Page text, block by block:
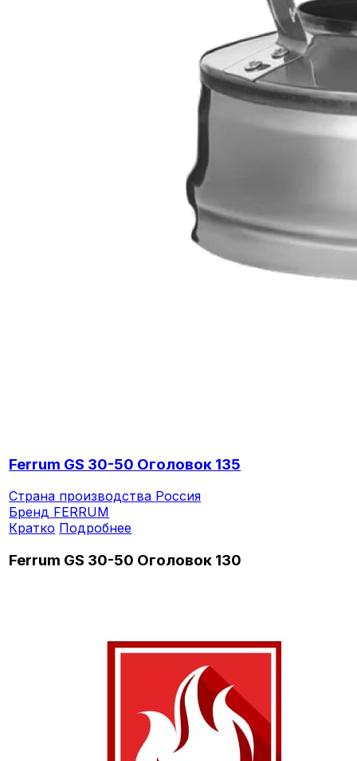
Ferrum GS 30-50 Оголовок 135
Страна производства Россия
Бренд FERRUM
Кратко Подробнее
Ferrum GS 30-50 Оголовок 130